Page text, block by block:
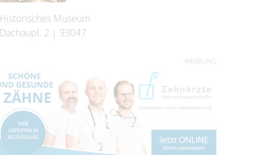
Historisches Museum
Dachaupl. 2 | 93047
WERBUNG